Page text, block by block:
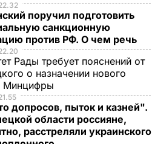
поручил подготовить
санкционную
против РФ. О чем речь
Рады требует пояснений от
о назначении нового
Минцифры
допросов, пыток и казней".
области россияне,
расстреляли украинского